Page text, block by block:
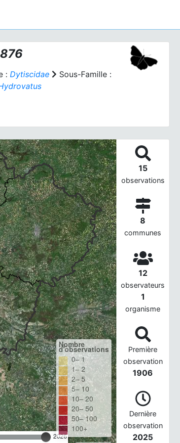
: Dytiscidae
Sous-Famille :
2026
Nombre
d'observations
0– 1
1– 2
2– 5
5– 10
10– 20
20– 50
50– 100
100+
15
observations
8
communes
12
observateurs
1
organisme
Première
observation
1906
Dernière
observation
2025